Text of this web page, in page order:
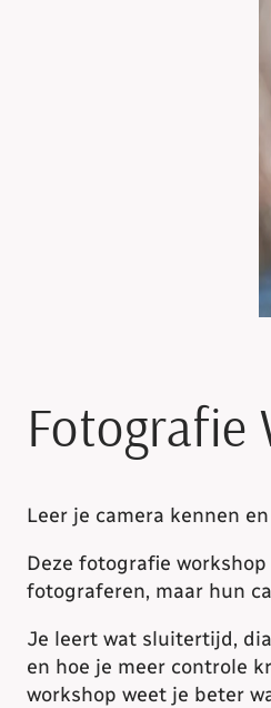
Fotografie
Leer je camera kennen
Deze fotografie
fotograferen, maar hun
Je leert wat sluitertijd,
en hoe je meer controle
workshop weet je beter